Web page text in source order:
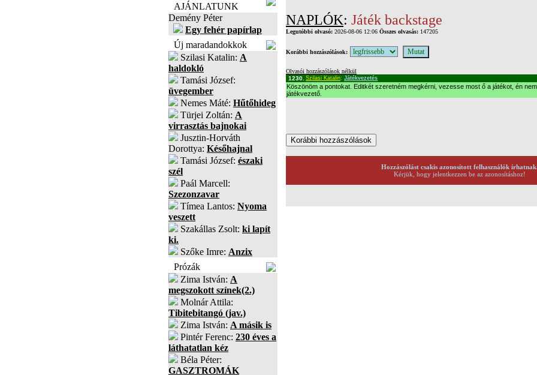
AJÁNLATUNK
Demény Péter
Egy fehér papírlap
Új maradandokkok
Szilasi Katalin: A
haldokló
Tamási József:
üvegember
Nemes Máté: Hűtőhideg
Türjei Zoltán: A
virrasztás bajnokai
Jusztin-Horváth
Dorottya: Későhajnal
Tamási József: északi
szél
Paál Marcell:
Szezonzavar
Tímea Lantos: Nyoma
veszett
Szakállas Zsolt: ki lapít
ki.
Szőke Imre: Anzix
Prózák
Zima István: A
megszokott színek(2.)
Molnár Attila:
Tibitebitangó (jav.)
Zima István: A másik is
Pintér Ferenc: 230 éves a
láthatatlan kéz
Béla Péter:
GASZTROMÁK
NAPLÓK: Játék backstage
Legutóbbi olvasó: 2026-08-06 12:06 Összes olvasás: 147205
Korábbi hozzászólások:
Olvasói hozzászólások nélkül
1230. Szilasi Katalin: Játékvezetés
Köszönöm a pontokat. Editkét szeretném megkérni, vezesse most ő a játékot, én
játékvezető.
Hozzászólást csakis azonosított felhasználók
Kérjük, hogy jelentkezzen be az azonosításhoz!